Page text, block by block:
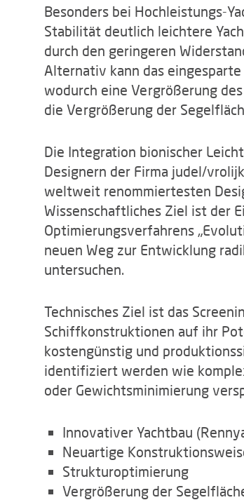
Besonders bei Hochleistungs-
Stabilität deutlich leichtere
durch den geringeren
Alternativ kann das
wodurch eine Vergrößerung
die Vergrößerung der
Die Integration bionischer
Designern der Firma judel/
weltweit renommiertesten
Wissenschaftliches Ziel ist der
Optimierungsverfahrens
neuen Weg zur Entwicklung
untersuchen.
Technisches Ziel ist das
Schiffkonstruktionen auf ihr
kostengünstig und
identifiziert werden wie
oder Gewichtsminimierung
Innovativer Yachtbau
Neuartige
Strukturoptimierung
Vergrößerung der